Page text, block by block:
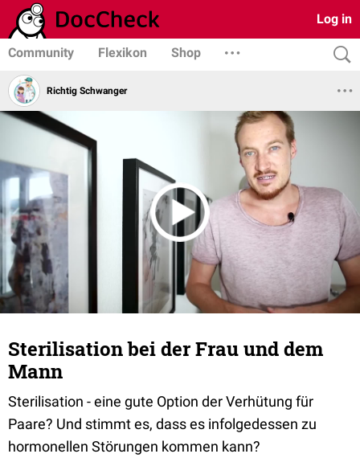
Log in
Community Flexikon Shop
Richtig Schwanger
Sterilisation bei der Frau und dem
Mann
Sterilisation - eine gute Option der Verhütung für
Paare? Und stimmt es, dass es infolgedessen zu
hormonellen Störungen kommen kann?